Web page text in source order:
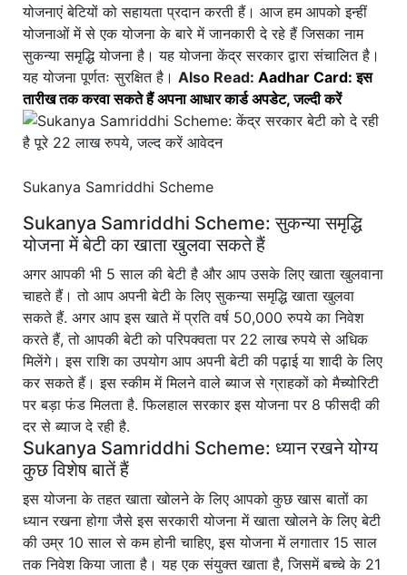
योजनाएं बेटियों को सहायता प्रदान करती हैं। आज हम आपको इन्हीं
योजनाओं में से एक योजना के बारे में जानकारी दे रहे हैं जिसका नाम
सुकन्या समृद्धि योजना है। यह योजना केंद्र सरकार द्वारा संचालित है।
यह योजना पूर्णतः सुरक्षित है। Also Read: Aadhar Card: इस
तारीख तक करवा सकते हैं अपना आधार कार्ड अपडेट, जल्दी करें
Sukanya Samriddhi Scheme
Sukanya Samriddhi Scheme: सुकन्या समृद्धि
योजना में बेटी का खाता खुलवा सकते हैं
अगर आपकी भी 5 साल की बेटी है और आप उसके लिए खाता खुलवाना
चाहते हैं। तो आप अपनी बेटी के लिए सुकन्या समृद्धि खाता खुलवा
सकते हैं. अगर आप इस खाते में प्रति वर्ष 50,000 रुपये का निवेश
करते हैं, तो आपकी बेटी को परिपक्वता पर 22 लाख रुपये से अधिक
मिलेंगे। इस राशि का उपयोग आप अपनी बेटी की पढ़ाई या शादी के लिए
कर सकते हैं। इस स्कीम में मिलने वाले ब्याज से ग्राहकों को मैच्योरिटी
पर बड़ा फंड मिलता है. फिलहाल सरकार इस योजना पर 8 फीसदी की
दर से ब्याज दे रही है.
Sukanya Samriddhi Scheme: ध्यान रखने योग्य
कुछ विशेष बातें हैं
इस योजना के तहत खाता खोलने के लिए आपको कुछ खास बातों का
ध्यान रखना होगा जैसे इस सरकारी योजना में खाता खोलने के लिए बेटी
की उम्र 10 साल से कम होनी चाहिए, इस योजना में लगातार 15 साल
तक निवेश किया जाता है। यह एक संयुक्त खाता है, जिसमें बच्चे के 21